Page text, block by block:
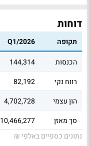
דוחות
תקופה
Q1/2026
הכנסות
144,314
רווח נקי
82,192
הון עצמי
4,702,728
סך מאזן
10,466,277
נתונים כספיים באלפי ₪